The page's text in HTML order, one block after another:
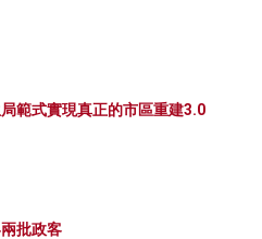
範式實現真正的市區重建3.0
批政客